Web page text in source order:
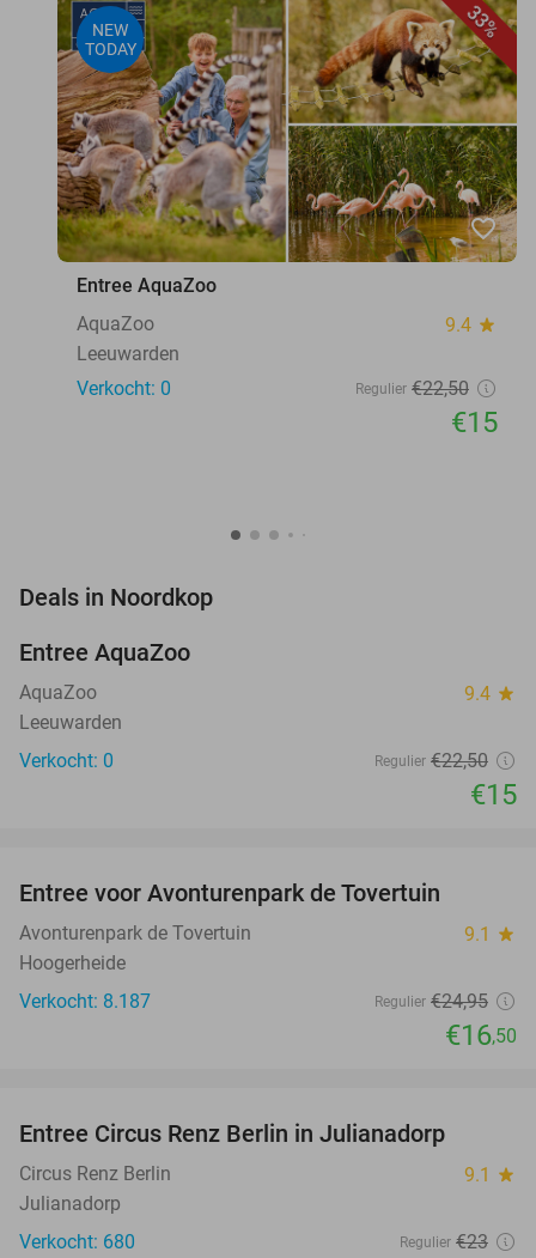
33%
NEW
TODAY
favorite_border
Entree AquaZoo
AquaZoo
9.4 star
Leeuwarden
Verkocht: 0
Regulier €22,50
€15
Deals in Noordkop
TODAY
Entree AquaZoo
AquaZoo 9.4 star
Leeuwarden
Verkocht: 0
Regulier €22,50
€15
TODAY
Entree voor Avonturenpark de Tovertuin
Avonturenpark de Tovertuin 9.1 star
Hoogerheide
Verkocht: 8.187
Regulier €24,95
€16,50
Entree Circus Renz Berlin in Julianadorp
Circus Renz Berlin 9.1 star
Julianadorp
Verkocht: 680
Regulier €23